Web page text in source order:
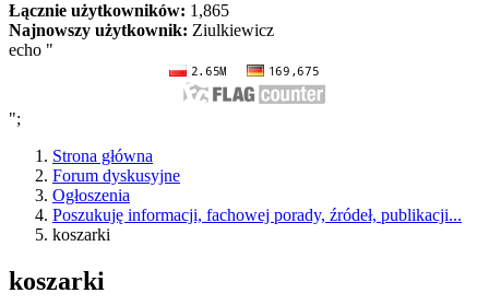
Łącznie użytkowników: 1,865
Najnowszy użytkownik: Ziulkiewicz
echo "
";
Strona główna
Forum dyskusyjne
Ogłoszenia
Poszukuję informacji, fachowej porady, źródeł, publikacji...
koszarki
koszarki